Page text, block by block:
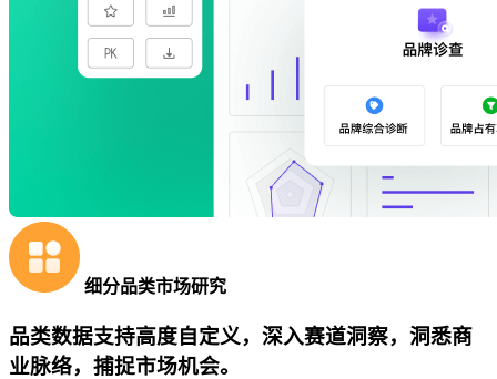
细分品类市场研究
品类数据支持高度自定义，深入赛道洞察，洞悉商
业脉络，捕捉市场机会。